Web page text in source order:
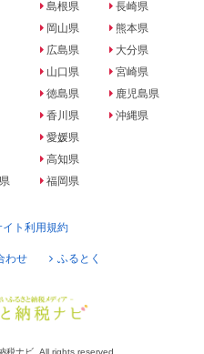
島根県
岡山県
広島県
山口県
徳島県
香川県
愛媛県
高知県
福岡県
長崎県
熊本県
大分県
宮崎県
鹿児島県
沖縄県
イト利用規約
わせ ふるとく
ナビ. All rights reserved.